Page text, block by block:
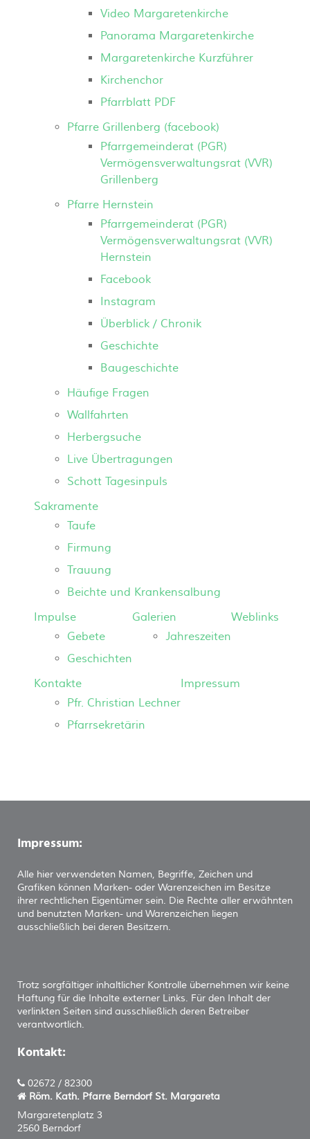
Video Margaretenkirche
Panorama Margaretenkirche
Margaretenkirche Kurzführer
Kirchenchor
Pfarrblatt PDF
Pfarre Grillenberg (facebook)
Pfarrgemeinderat (PGR)
Vermögensverwaltungsrat (VVR)
Grillenberg
Pfarre Hernstein
Pfarrgemeinderat (PGR)
Vermögensverwaltungsrat (VVR)
Hernstein
Facebook
Instagram
Überblick / Chronik
Geschichte
Baugeschichte
Häufige Fragen
Wallfahrten
Herbergsuche
Live Übertragungen
Schott Tagesinpuls
Sakramente
Taufe
Firmung
Trauung
Beichte und Krankensalbung
Impulse
Gebete
Geschichten
Galerien
Jahreszeiten
Weblinks
Kontakte
Pfr. Christian Lechner
Pfarrsekretärin
Impressum
Impressum:
Alle hier verwendeten Namen, Begriffe, Zeichen und
Grafiken können Marken- oder Warenzeichen im Besitze
ihrer rechtlichen Eigentümer sein. Die Rechte aller erwähnten
und benutzten Marken- und Warenzeichen liegen
ausschließlich bei deren Besitzern.
Trotz sorgfältiger inhaltlicher Kontrolle übernehmen wir keine
Haftung für die Inhalte externer Links. Für den Inhalt der
verlinkten Seiten sind ausschließlich deren Betreiber
verantwortlich.
Kontakt:
02672 / 82300
Röm. Kath. Pfarre Berndorf St. Margareta
Margaretenplatz 3
2560 Berndorf